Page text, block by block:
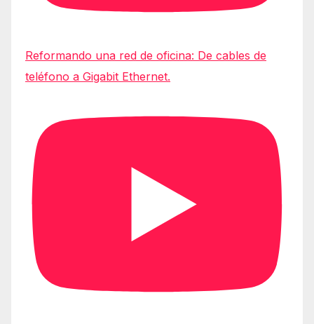
Reformando una red de oficina: De cables de
teléfono a Gigabit Ethernet.